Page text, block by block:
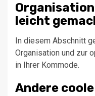
leicht
In diesem Abschnitt
Organisation und zur
in Ihrer Kommode.
Andere